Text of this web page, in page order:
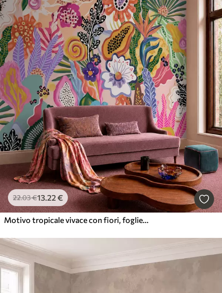
22.03€13.22 €
Motivo tropicale vivace con fiori, foglie e frutti colorati